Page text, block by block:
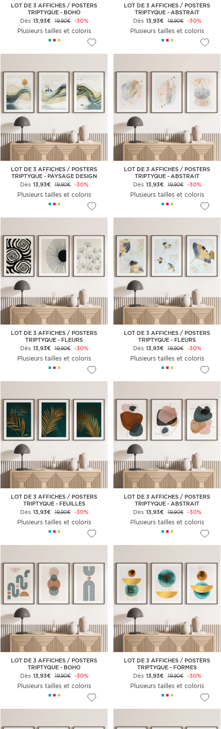
LOT DE 3 AFFICHES / POSTERS
TRIPTYQUE - BOHO
Dès 13,93€ 19,90€ -30%
Plusieurs tailles et coloris
LOT DE 3 AFFICHES / POSTERS
TRIPTYQUE - ABSTRAIT
Dès 13,93€ 19,90€ -30%
Plusieurs tailles et coloris
LOT DE 3 AFFICHES / POSTERS
TRIPTYQUE - PAYSAGE DESIGN
Dès 13,93€ 19,90€ -30%
Plusieurs tailles et coloris
LOT DE 3 AFFICHES / POSTERS
TRIPTYQUE - ABSTRAIT
Dès 13,93€ 19,90€ -30%
Plusieurs tailles et coloris
LOT DE 3 AFFICHES / POSTERS
TRIPTYQUE - FLEURS
Dès 13,93€ 19,90€ -30%
Plusieurs tailles et coloris
LOT DE 3 AFFICHES / POSTERS
TRIPTYQUE - FLEURS
Dès 13,93€ 19,90€ -30%
Plusieurs tailles et coloris
LOT DE 3 AFFICHES / POSTERS
TRIPTYQUE - FEUILLES
Dès 13,93€ 19,90€ -30%
Plusieurs tailles et coloris
LOT DE 3 AFFICHES / POSTERS
TRIPTYQUE - ABSTRAIT
Dès 13,93€ 19,90€ -30%
Plusieurs tailles et coloris
LOT DE 3 AFFICHES / POSTERS
TRIPTYQUE - BOHO
Dès 13,93€ 19,90€ -30%
Plusieurs tailles et coloris
LOT DE 3 AFFICHES / POSTERS
TRIPTYQUE - FORMES
GÉOMÉTRIQUES
Dès 13,93€ 19,90€ -30%
Plusieurs tailles et coloris